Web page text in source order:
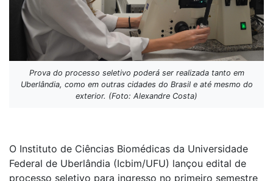
Prova do processo seletivo poderá ser realizada tanto em
Uberlândia, como em outras cidades do Brasil e até mesmo do
exterior. (Foto: Alexandre Costa)
O Instituto de Ciências Biomédicas da Universidade
Federal de Uberlândia (Icbim/UFU) lançou edital de
processo seletivo para ingresso no primeiro semestre